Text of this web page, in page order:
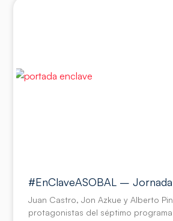
#EnClaveASOBAL – Jornada
Juan Castro, Jon Azkue y Alberto
protagonistas del séptimo programa